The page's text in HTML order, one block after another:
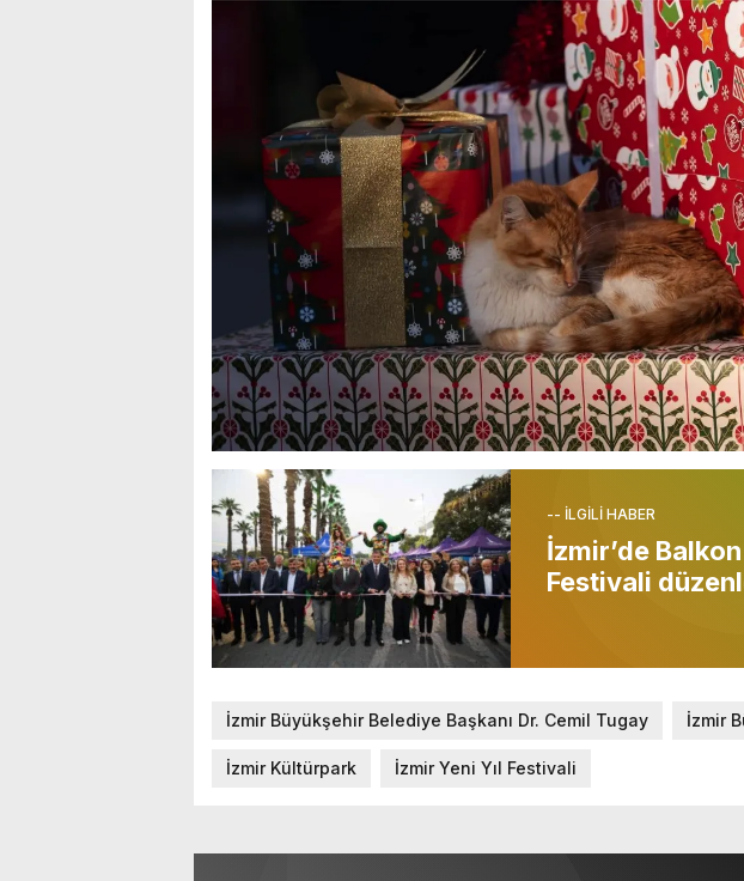
-- İLGİLİ HABER
İzmir’de
Festivali
İzmir Büyükşehir Belediye Başkanı Dr. Cemil Tugay İzmir
İzmir Kültürpark İzmir Yeni Yıl Festivali